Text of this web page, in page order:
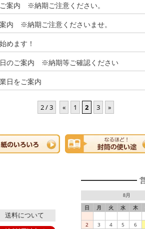
案内 ※納期ご注意ください。
内 ※納期ご注意くださいませ。
めます！
日のご案内 ※納期等ご確認ください
日をご案内
2 / 3 « 1 2 3 »
送料について
8月
日 月 火 水 木
2
3 4 5 6